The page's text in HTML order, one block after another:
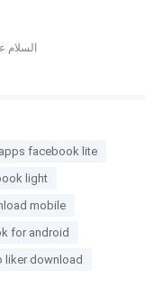
السلام
facebook lite
light
mobile
for android
liker download